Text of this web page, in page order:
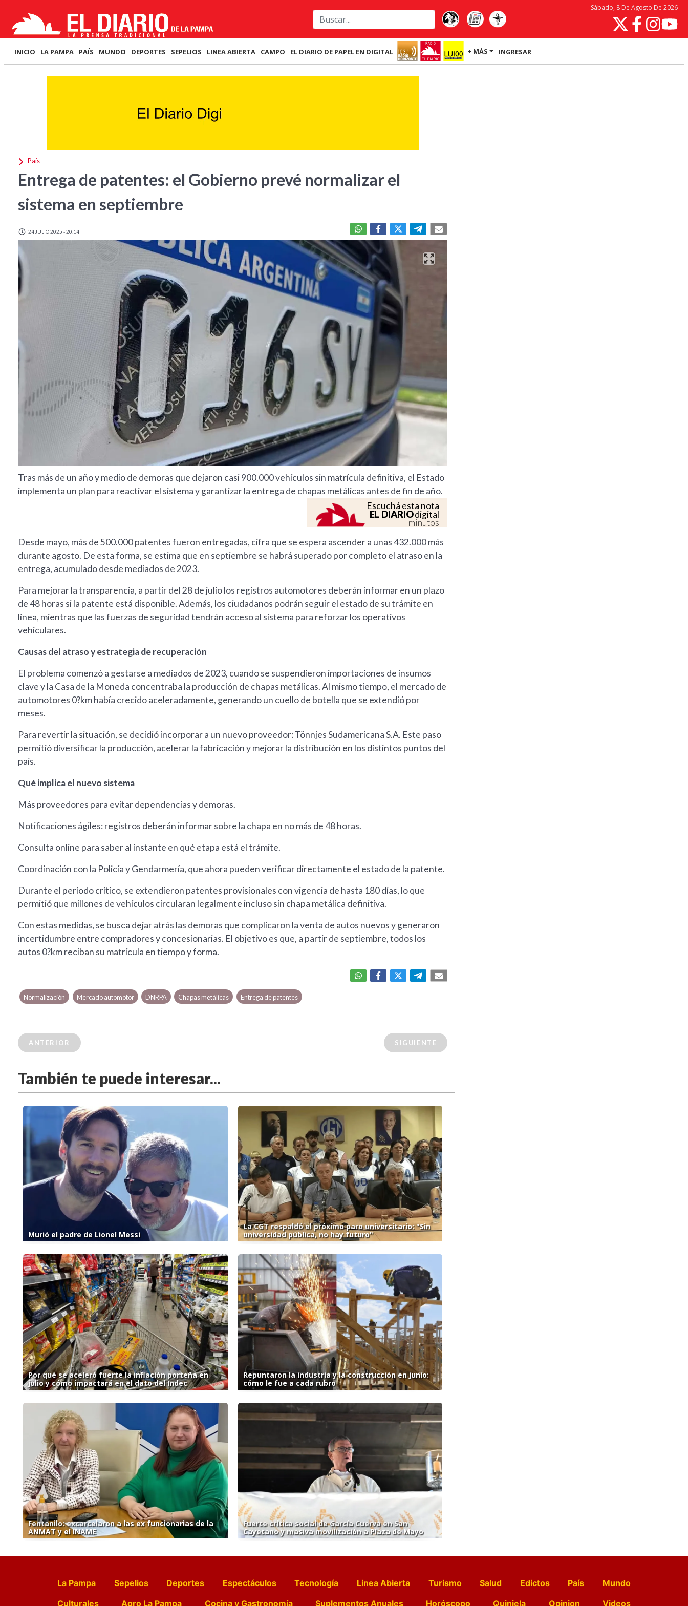
Sábado, 8 De Agosto De 2026
INICIO LA PAMPA PAÍS MUNDO DEPORTES SEPELIOS LINEA ABIERTA CAMPO EL DIARIO DE PAPEL EN DIGITAL + MÁS INGRESAR
País
Entrega de patentes: el Gobierno prevé normalizar el
sistema en septiembre
24 JULIO 2025 - 20:14
Tras más de un año y medio de demoras que dejaron casi 900.000 vehículos sin matrícula definitiva, el Estado
implementa un plan para reactivar el sistema y garantizar la entrega de chapas metálicas antes de fin de año.
Escuchá esta nota
EL DIARIOdigital
minutos
Desde mayo, más de 500.000 patentes fueron entregadas, cifra que se espera ascender a unas 432.000 más
durante agosto. De esta forma, se estima que en septiembre se habrá superado por completo el atraso en la
entrega, acumulado desde mediados de 2023.
Para mejorar la transparencia, a partir del 28 de julio los registros automotores deberán informar en un plazo
de 48 horas si la patente está disponible. Además, los ciudadanos podrán seguir el estado de su trámite en
línea, mientras que las fuerzas de seguridad tendrán acceso al sistema para reforzar los operativos
vehiculares.
Causas del atraso y estrategia de recuperación
El problema comenzó a gestarse a mediados de 2023, cuando se suspendieron importaciones de insumos
clave y la Casa de la Moneda concentraba la producción de chapas metálicas. Al mismo tiempo, el mercado de
automotores 0?km había crecido aceleradamente, generando un cuello de botella que se extendió por
meses.
Para revertir la situación, se decidió incorporar a un nuevo proveedor: Tönnjes Sudamericana S.A. Este paso
permitió diversificar la producción, acelerar la fabricación y mejorar la distribución en los distintos puntos del
país.
Qué implica el nuevo sistema
Más proveedores para evitar dependencias y demoras.
Notificaciones ágiles: registros deberán informar sobre la chapa en no más de 48 horas.
Consulta online para saber al instante en qué etapa está el trámite.
Coordinación con la Policía y Gendarmería, que ahora pueden verificar directamente el estado de la patente.
Durante el período crítico, se extendieron patentes provisionales con vigencia de hasta 180 días, lo que
permitió que millones de vehículos circularan legalmente incluso sin chapa metálica definitiva.
Con estas medidas, se busca dejar atrás las demoras que complicaron la venta de autos nuevos y generaron
incertidumbre entre compradores y concesionarias. El objetivo es que, a partir de septiembre, todos los
autos 0?km reciban su matrícula en tiempo y forma.
Normalización Mercado automotor DNRPA Chapas metálicas Entrega de patentes
ANTERIOR SIGUIENTE
También te puede interesar...
Murió el padre de Lionel Messi
La CGT respaldó el próximo paro universitario: "Sin
universidad pública, no hay futuro"
Por qué se aceleró fuerte la inflación porteña en
julio y cómo impactará en el dato del Indec
Repuntaron la industria y la construcción en junio:
cómo le fue a cada rubro
Fentanilo: excarcelaron a las ex funcionarias de la
ANMAT y el INAME
Fuerte crítica social de García Cuerva en San
Cayetano y masiva movilización a Plaza de Mayo
La Pampa Sepelios Deportes Espectáculos Tecnología Linea Abierta Turismo Salud Edictos País
Mundo
Culturales
Agro La Pampa Cocina y Gastronomía Suplementos Anuales Horóscopo Quiniela Opinion Videos